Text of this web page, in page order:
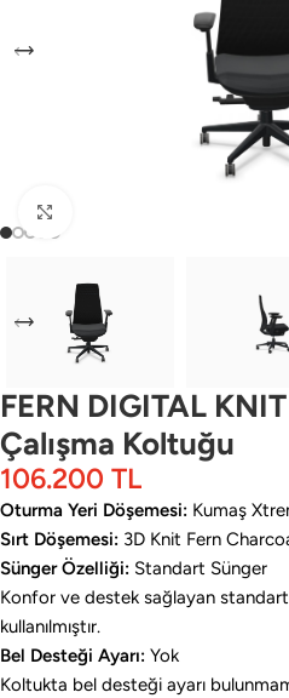
FERN DIGITAL
Çalışma Koltuğu
106.200 TL
Oturma Yeri Döşemesi: Kumaş
Sırt Döşemesi: 3D Knit Fern
Sünger Özelliği: Standart Sünger
Konfor ve destek sağlayan
kullanılmıştır.
Bel Desteği Ayarı: Yok
Koltukta bel desteği ayarı